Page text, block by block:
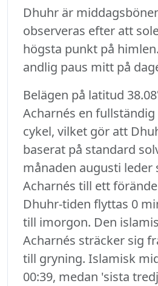
Dhuhr är
observeras efter att
högsta punkt på
andlig paus mitt på
Belägen på latitud
Acharnés en
cykel, vilket gör att
baserat på standard
månaden augusti leder
Acharnés till ett
Dhuhr-tiden flyttas 0
till imorgon. Den
Acharnés sträcker sig
till gryning. Islamisk
00:39, medan 'sista